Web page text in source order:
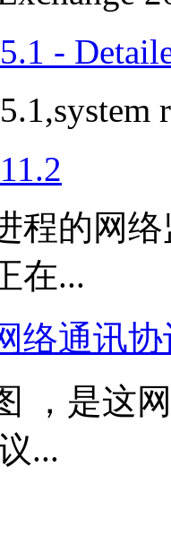
-
程的网
在...
络通讯
，是这
...